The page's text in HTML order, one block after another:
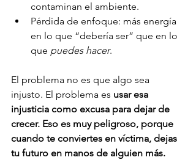
contaminan el ambiente.
Pérdida de enfoque: más energía
en lo que “debería ser” que en lo
que puedes hacer.
El problema no es que algo sea
injusto. El problema es usar esa
injusticia como excusa para dejar de
crecer. Eso es muy peligroso, porque
cuando te conviertes en víctima, dejas
tu futuro en manos de alguien más.